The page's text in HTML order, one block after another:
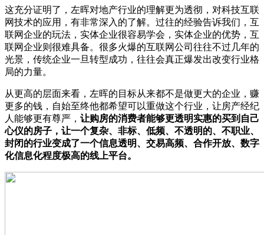
这充分证明了，左晖对地产行业的理解更为透彻，对科技互联
网技术的应用，有非常深入的了解。过往的经验告诉我们，互
联网企业的玩法，实体企业很容易学会，实体企业的优势，互
联网企业则很难具备。很多火爆的互联网公司往往不过几年的
光景，传统企业一旦转型成功，往往会真正爆发出改变行业格
局的力量。
从更高的层面来看，左晖的目标从来都不是做更大的企业，赚
更多的钱，自始至终他都希望可以重做这个行业，让房产经纪
人能够更有尊严， 让购房的消费者能够更透明实惠的买到自己
心仪的房子，让一个复杂、非标、低频、不透明的、不职业、
封闭的行业变成了一个信息透明、交易高频、合作开放、数字
化信息化程度极高的线上平台。